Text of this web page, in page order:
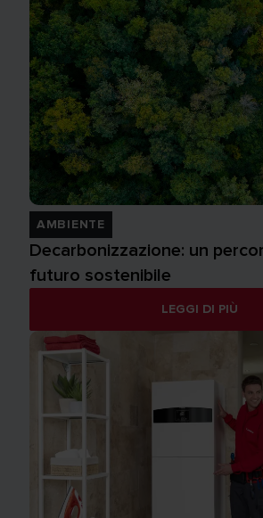
AMBIENTE
Decarbonizzazione: un
futuro sostenibile
LEGGI DI PIÙ